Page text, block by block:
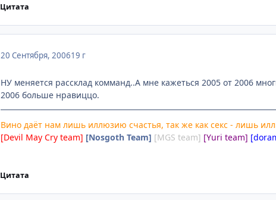
Цитата
20 Сентября, 200619 г
НУ меняется рассклад комманд..А мне кажеться 2005 от 2006
2006 больше нравиццо.
Вино даёт нам лишь иллюзию счастья, так же как секс - лишь
[Devil May Cry team] [Nosgoth Team] [MGS team] [Yuri team]
Цитата